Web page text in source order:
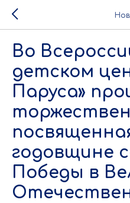
Во
детском
Паруса»
годовщине
Победы в